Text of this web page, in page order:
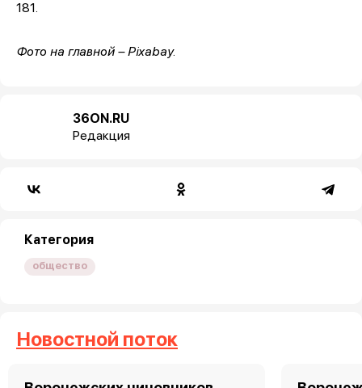
181.
Фото на главной – Pixabay.
36ON.RU
Редакция
Категория
общество
Новостной поток